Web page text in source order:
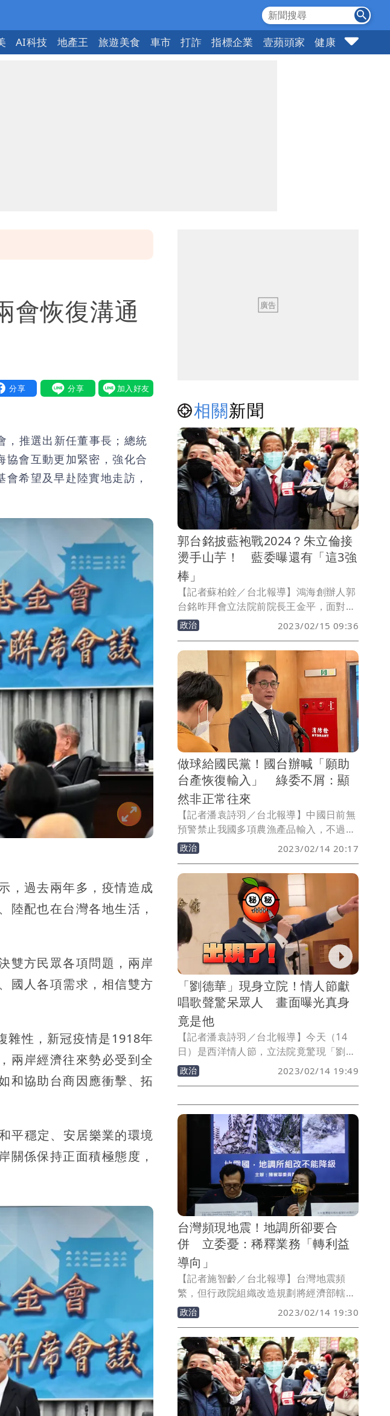
AI科技 地產王 旅遊美食 車市 打詐 指標企業 壹蘋頭家 健康 購物
會恢復溝通
，推選出新任董事長；總統
協會互動更加緊密，強化合
希望及早赴陸實地走訪，
，過去兩年多，疫情造成
陸配也在台灣各地生活，
雙方民眾各項問題，兩岸
國人各項需求，相信雙方
雜性，新冠疫情是1918年
兩岸經濟往來勢必受到全
和協助台商因應衝擊、拓
平穩定、安居樂業的環境
關係保持正面積極態度，
相關新聞
郭台銘披藍袍戰2024？朱立倫接
燙手山芋！ 藍委曝還有「這3強
棒」
【記者蘇柏銓／台北報導】鴻海創辦人郭
台銘昨拜會立法院前院長王金平，面對
2024總統大選，郭坦言「只要能替台灣做
事，我義不容辭」，而王也說在會談中郭
希望參加國民黨初選，「代表國民黨參
選」，王金平並喊話國民黨主席朱立倫想
辦法，該如何處理，考驗朱的智慧。不過
立委李德維認為，郭台銘參選的關鍵是成
為「強中之強」，更點名新北市長侯友
宜、台中市長盧秀燕以及高雄市前市長韓
國瑜都是強棒，若要參選勢必先把自己做
大。
政治 2023/02/15 09:36
做球給國民黨！國台辦喊「願助
台產恢復輸入」 綠委不屑：顯
然非正常往來
【記者潘袁詩羽／台北報導】中國日前無
預警禁止我國多項農漁產品輸入，不過國
民黨副主席夏立言訪中後，國台辦發言人
朱鳳蓮隨即表示「願助台灣產品恢復輸
入」，遭外界質疑是做球給國民黨。對
此，民進黨立法院黨團幹事長鄭運鵬今天
（14日）表示，中國精心安排這場訪問，
對方願意協助，執政黨樂觀其成，但非要
透過國民黨做人情才說要協助，這顯然不
是正常往來。
政治 2023/02/14 20:17
「劉德華」現身立院！情人節獻
唱歌聲驚呆眾人 畫面曝光真身
竟是他
【記者潘袁詩羽／台北報導】今天（14
日）是西洋情人節，立法院竟驚現「劉德
華」歌聲！原來是自稱「立院劉德華」的
民眾黨立委邱臣遠今天於立院受訪時，被
像劉德華的「小情人」，祝大家情人節快
樂，連在一旁開記者會的會議室眾人，聽
到歌聲都紛紛探頭熱議。
政治 2023/02/14 19:49
台灣頻現地震！地調所卻要合
併 立委憂：稀釋業務「轉利益
導向」
【記者施智齡／台北報導】台灣地震頻
繁，但行政院組織改造規劃將經濟部轄下
的中央地質調查所、礦物局，合併為「礦
業管理與地質調查中心」，時代力量立委
陳椒華跟學者今（14日）召開記者會，強
調國土基礎調查相當重要，地調所不該降
級。
政治 2023/02/14 19:30